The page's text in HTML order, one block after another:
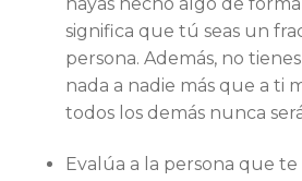
significa que tú seas un
persona. Además, no
nada a nadie más que a ti
todos los demás nunca
Evalúa a la persona que te